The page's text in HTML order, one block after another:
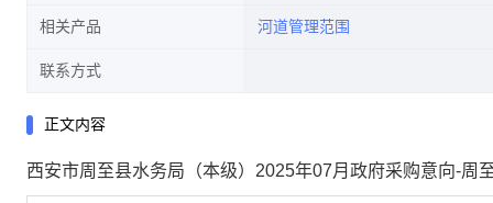
相关产品 河道管理范围
联系方式
正文内容
西安市周至县水务局（本级）2025年07月政府采购意向-周